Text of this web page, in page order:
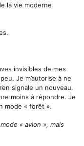
la vie moderne
invisibles de mes
Je m’autorise à ne
signale un nouveau.
moins à répondre. Je
mode « forêt ».
« avion », mais